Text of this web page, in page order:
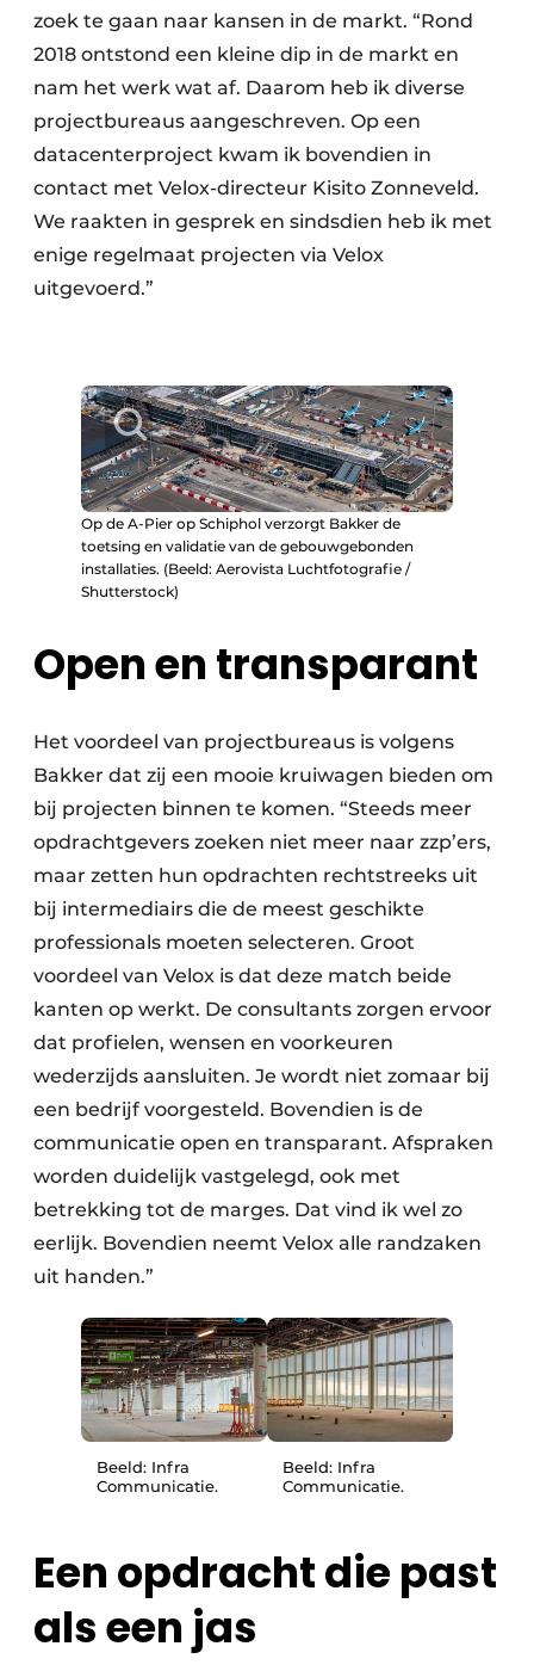
zoek te gaan naar kansen in de markt. “Rond
2018 ontstond een kleine dip in de markt en
nam het werk wat af. Daarom heb ik diverse
projectbureaus aangeschreven. Op een
datacenterproject kwam ik bovendien in
contact met Velox-directeur Kisito Zonneveld.
We raakten in gesprek en sindsdien heb ik met
enige regelmaat projecten via Velox
uitgevoerd.”
Op de A-Pier op Schiphol verzorgt Bakker de
toetsing en validatie van de gebouwgebonden
installaties. (Beeld: Aerovista Luchtfotografie /
Shutterstock)
Open en transparant
Het voordeel van projectbureaus is volgens
Bakker dat zij een mooie kruiwagen bieden om
bij projecten binnen te komen. “Steeds meer
opdrachtgevers zoeken niet meer naar zzp’ers,
maar zetten hun opdrachten rechtstreeks uit
bij intermediairs die de meest geschikte
professionals moeten selecteren. Groot
voordeel van Velox is dat deze match beide
kanten op werkt. De consultants zorgen ervoor
dat profielen, wensen en voorkeuren
wederzijds aansluiten. Je wordt niet zomaar bij
een bedrijf voorgesteld. Bovendien is de
communicatie open en transparant. Afspraken
worden duidelijk vastgelegd, ook met
betrekking tot de marges. Dat vind ik wel zo
eerlijk. Bovendien neemt Velox alle randzaken
uit handen.”
Beeld: Infra
Communicatie.
Beeld: Infra
Communicatie.
Een opdracht die past
als een jas